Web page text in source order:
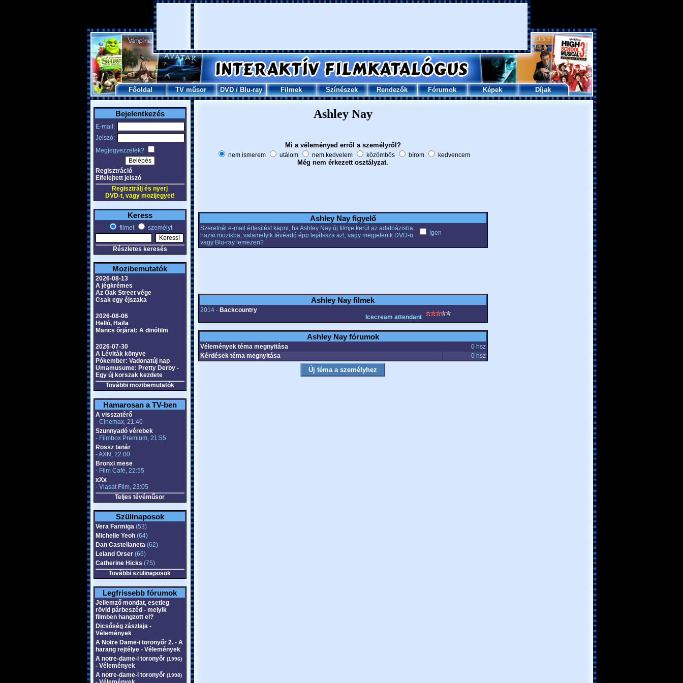
Főoldal TV műsor DVD/Blu-ray Filmek Színészek Rendezők Fórumok Képek Díjak
Bejelentkezés
E-mail:
Jelszó:
Megjegyezzelek?
Regisztráció
Elfelejtett jelszó
Regisztrálj és nyerj
DVD-t, vagy mozijegyet!
Keress
filmet személyt
Részletes keresés
Mozibemutatók
2026-08-13
A jégkrémes
Az Oak Street vége
Csak egy éjszaka
2026-08-06
Helló, Haifa
Mancs őrjárat: A dinófilm
2026-07-30
A Léviták könyve
Pókember: Vadonatúj nap
Umamusume: Pretty Derby -
Egy új korszak kezdete
További mozibemutatók
Hamarosan a TV-ben
A visszatérő
- Cinemax, 21:40
Szunnyadó vérebek
- Filmbox Premium, 21:55
Rossz tanár
- AXN, 22:00
Bronxi mese
- Film Café, 22:55
xXx
- Viasat Film, 23:05
Teljes tévéműsor
Szülinaposok
Vera Farmiga(53)
Michelle Yeoh(64)
Dan Castellaneta(62)
Leland Orser(66)
Catherine Hicks (75)
További szülinaposok
Legfrissebb fórumok
Jellemző mondat, esetleg
rövid párbeszéd - melyik
filmben hangzott el?
Dicsőség zászlaja -
Vélemények
A Notre Dame-i toronyőr 2. - A
harang rejtélye - Vélemények
A notre-dame-i toronyőr (1996)
- Vélemények
A notre-dame-i toronyőr (1998)
Ashley Nay
Mi a véleményed erről a személyről?
nem ismerem utálom nem kedvelem közömbös bírom kedvencem
Még nem érkezett osztályzat.
Ashley Nay figyelő
Szeretnél e-mail értesítést kapni, ha Ashley Nay új filmje kerül az adatbázisba,
hazai mozikba, valamelyik tévéadó épp lejátssza azt, vagy megjelenik DVD-n
vagy Blu-ray lemezen?
Igen
Ashley Nay filmek
2014 - Backcountry
Icecream attendant
Ashley Nay fórumok
Vélemények téma megnyitása
0 hsz
Kérdések téma megnyitása
0 hsz